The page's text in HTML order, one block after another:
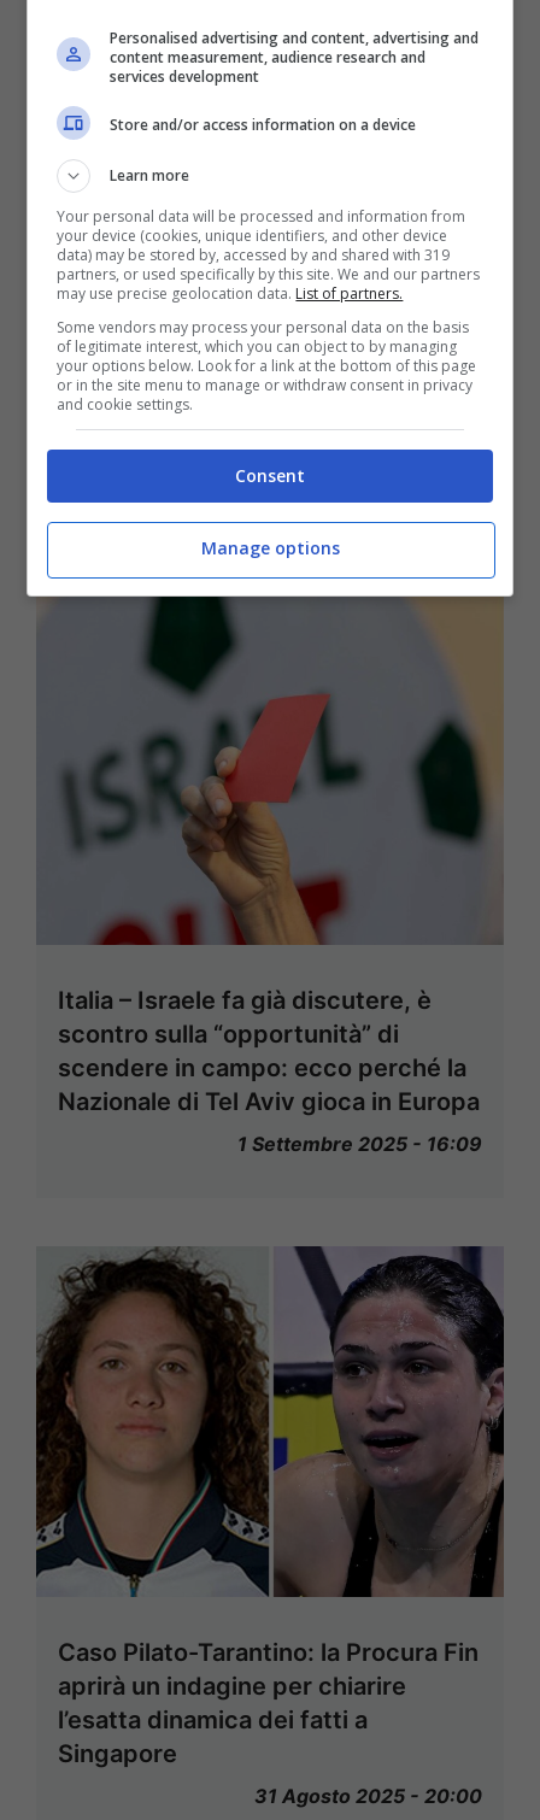
Serie A, le giornate dopo la sosta:
due derby in sette giorni
Italia – Israele fa già discutere, è
scontro sulla “opportunità” di
scendere in campo: ecco perché la
Nazionale di Tel Aviv gioca in Europa
1 Settembre 2025 - 16:09
Caso Pilato-Tarantino: la Procura Fin
aprirà un indagine per chiarire
l’esatta dinamica dei fatti a
Singapore
31 Agosto 2025 - 20:00
Personalised advertising and content, advertising and
content measurement, audience research and
services development
Store and/or access information on a device
Learn more
Your personal data will be processed and information from
your device (cookies, unique identifiers, and other device
data) may be stored by, accessed by and shared with 319
partners, or used specifically by this site. We and our partners
may use precise geolocation data. List of partners.
Some vendors may process your personal data on the basis
of legitimate interest, which you can object to by managing
your options below. Look for a link at the bottom of this page
or in the site menu to manage or withdraw consent in privacy
and cookie settings.
Consent
Manage options